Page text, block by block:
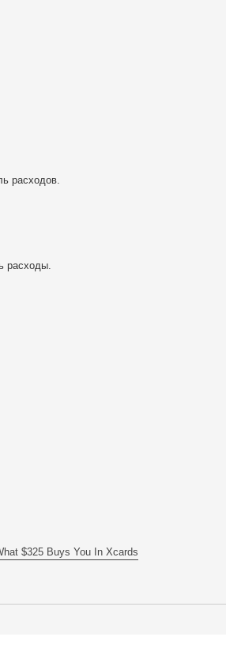
расходов.
расходы.
$325 Buys You In Xcards